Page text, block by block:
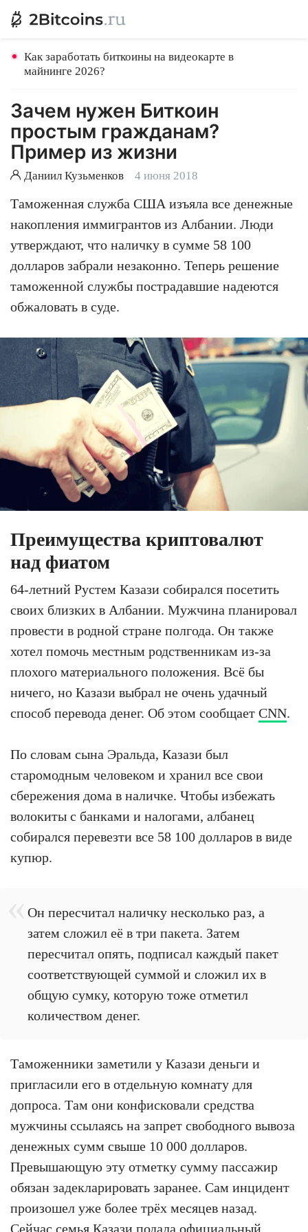
Как заработать биткоины на видеокарте в
майнинге 2026?
Зачем нужен Биткоин
простым гражданам?
Пример из жизни
Даниил Кузьменков 4 июня 2018
Таможенная служба США изъяла все денежные
накопления иммигрантов из Албании. Люди
утверждают, что наличку в сумме 58 100
долларов забрали незаконно. Теперь решение
таможенной службы пострадавшие надеются
обжаловать в суде.
Преимущества криптовалют
над фиатом
64-летний Рустем Казази собирался посетить
своих близких в Албании. Мужчина планировал
провести в родной стране полгода. Он также
хотел помочь местным родственникам из-за
плохого материального положения. Всё бы
ничего, но Казази выбрал не очень удачный
способ перевода денег. Об этом сообщает CNN.
По словам сына Эральда, Казази был
старомодным человеком и хранил все свои
сбережения дома в наличке. Чтобы избежать
волокиты с банками и налогами, албанец
собирался перевезти все 58 100 долларов в виде
купюр.
Он пересчитал наличку несколько раз, а
затем сложил её в три пакета. Затем
пересчитал опять, подписал каждый пакет
соответствующей суммой и сложил их в
общую сумку, которую тоже отметил
количеством денег.
Таможенники заметили у Казази деньги и
пригласили его в отдельную комнату для
допроса. Там они конфисковали средства
мужчины ссылаясь на запрет свободного вывоза
денежных сумм свыше 10 000 долларов.
Превышающую эту отметку сумму пассажир
обязан задекларировать заранее. Сам инцидент
произошел уже более трёх месяцев назад.
Сейчас семья Казази подала официальный